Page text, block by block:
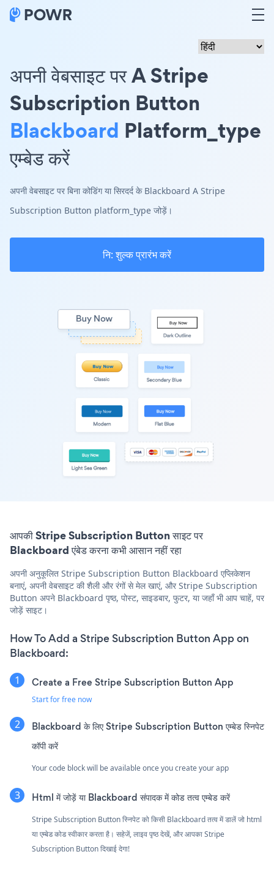
अपनी वेबसाइट पर A Stripe
Subscription Button
Blackboard Platform_type
एम्बेड करें
अपनी वेबसाइट पर बिना कोडिंग या सिरदर्द के Blackboard A Stripe
Subscription Button platform_type जोड़ें।
नि: शुल्क प्रारंभ करें
आपकी Stripe Subscription Button साइट पर
Blackboard एंबेड करना कभी आसान नहीं रहा
अपनी अनुकूलित Stripe Subscription Button Blackboard एप्लिकेशन
बनाएं, अपनी वेबसाइट की शैली और रंगों से मेल खाएं, और Stripe Subscription
Button अपने Blackboard पृष्ठ, पोस्ट, साइडबार, फुटर, या जहाँ भी आप चाहें, पर
जोड़ें साइट।
How To Add a Stripe Subscription Button App on
Blackboard:
Create a Free Stripe Subscription Button App
Start for free now
Blackboard के लिए Stripe Subscription Button एम्बेड स्निपेट
कॉपी करें
Your code block will be available once you create your app
Html में जोड़ें या Blackboard संपादक में कोड तत्व एम्बेड करें
Stripe Subscription Button स्निपेट को किसी Blackboard तत्व में डालें जो html
या एम्बेड कोड स्वीकार करता है। सहेजें, लाइव पृष्ठ देखें, और आपका Stripe
Subscription Button दिखाई देगा!